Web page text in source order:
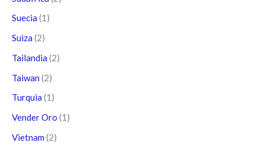
Suecia (1)
Suiza (2)
Tailandia (2)
Taiwan (2)
Turquia (1)
Vender Oro (1)
Vietnam (2)